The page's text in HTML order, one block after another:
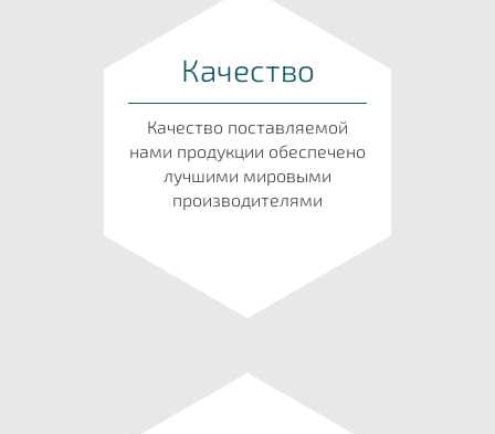
Качество
Качество поставляемой
нами продукции обеспечено
лучшими мировыми
производителями